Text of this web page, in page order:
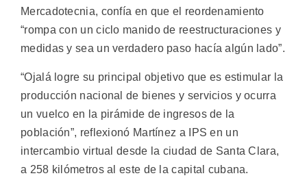
Mercadotecnia, confía en que el reordenamiento
“rompa con un ciclo manido de reestructuraciones y
medidas y sea un verdadero paso hacía algún lado”.
“Ojalá logre su principal objetivo que es estimular la
producción nacional de bienes y servicios y ocurra
un vuelco en la pirámide de ingresos de la
población”, reflexionó Martínez a IPS en un
intercambio virtual desde la ciudad de Santa Clara,
a 258 kilómetros al este de la capital cubana.